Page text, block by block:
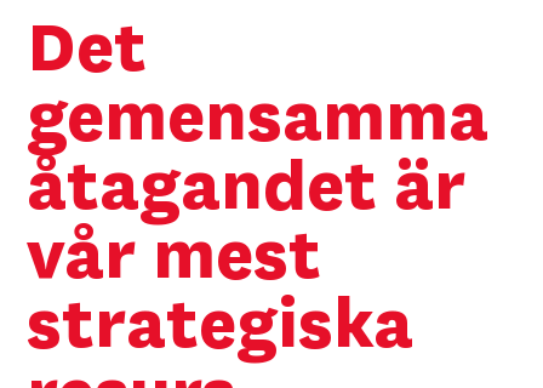
Det
gemensamma
åtagandet är
vår mest
strategiska